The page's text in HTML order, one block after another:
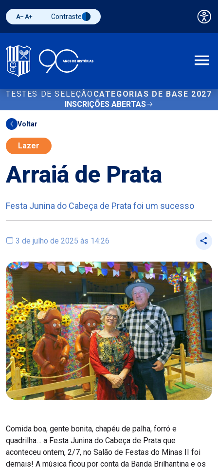
Diminuir fonte
Aumentar fonteAlternar contraste
Contraste
TESTES DE SELEÇÃO CATEGORIAS DE BASE 2027
INSCRIÇÕES ABERTAS
Voltar
Lazer
Arraiá de Prata
Festa Junina do Cabeça de Prata foi um sucesso
3 de julho de 2025 às 14:26
Comida boa, gente bonita, chapéu de palha, forró e
quadrilha… a Festa Junina do Cabeça de Prata que
aconteceu ontem, 2/7, no Salão de Festas do Minas II foi
demais! A música ficou por conta da Banda Brilhantina e os